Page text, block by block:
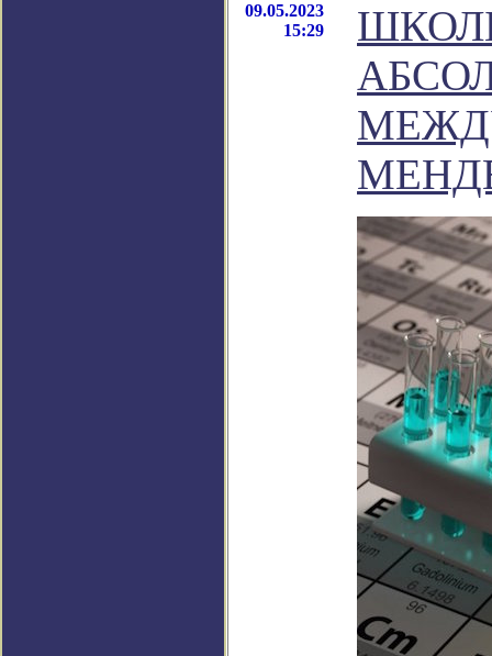
09.05.2023
15:29